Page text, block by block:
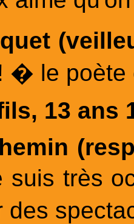
� le poète
13 ans
très
des